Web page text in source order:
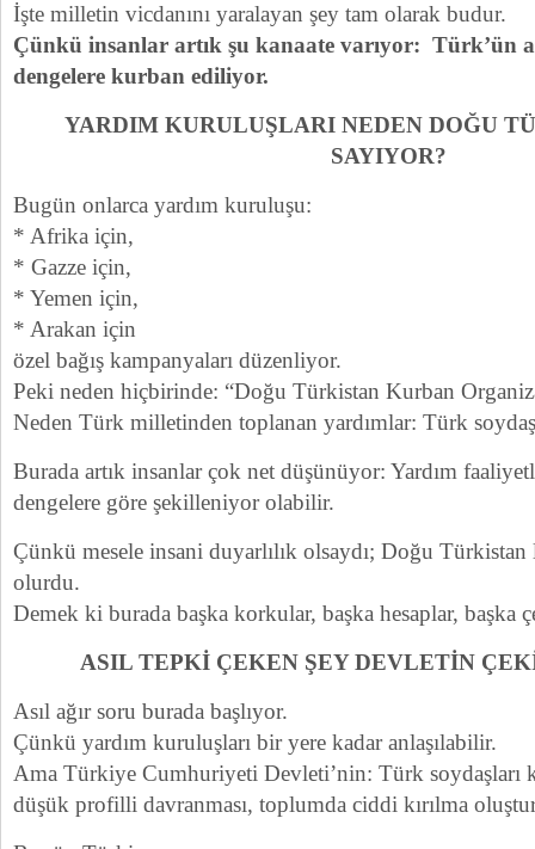
İşte milletin vicdanını yaralayan şey tam olarak budur.
Çünkü insanlar artık şu kanaate varıyor: Türk’ün
dengelere kurban ediliyor.
YARDIM KURULUŞLARI NEDEN DOĞU
SAYIYOR?
Bugün onlarca yardım kuruluşu:
* Afrika için,
* Gazze için,
* Yemen için,
* Arakan için
özel bağış kampanyaları düzenliyor.
Peki neden hiçbirinde: “Doğu Türkistan Kurban
Neden Türk milletinden toplanan yardımlar: Türk
Burada artık insanlar çok net düşünüyor: Yardım
dengelere göre şekilleniyor olabilir.
Çünkü mesele insani duyarlılık olsaydı; Doğu Türkistan
olurdu.
Demek ki burada başka korkular, başka hesaplar, başka
ASIL TEPKİ ÇEKEN ŞEY DEVLETİN
Asıl ağır soru burada başlıyor.
Çünkü yardım kuruluşları bir yere kadar anlaşılabilir.
Ama Türkiye Cumhuriyeti Devleti’nin: Türk soydaşları
düşük profilli davranması, toplumda ciddi kırılma